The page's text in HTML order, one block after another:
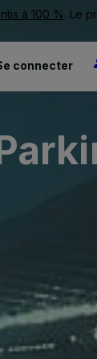
à 100 %. Le
connecter